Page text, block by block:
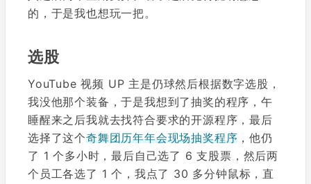
的，于是我也想玩一把。
选股
YouTube 视频 UP 主是仍球然后根据数字选股，
我没他那个装备，于是我想到了抽奖的程序，午
睡醒来之后我就去找符合要求的开源程序，最后
选择了这个奇舞团历年年会现场抽奖程序 ，他仍
了 1 个多小时，最后自己选了 6 支股票，然后两
个员工各选了 1 个，我点了 30 多分钟鼠标，直